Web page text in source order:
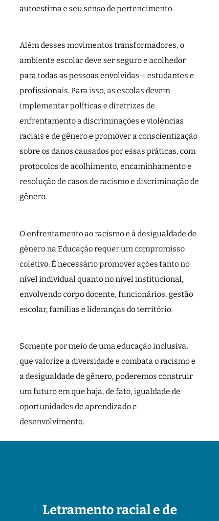
autoestima e seu senso de pertencimento.
Além desses movimentos transformadores, o
ambiente escolar deve ser seguro e acolhedor
para todas as pessoas envolvidas – estudantes e
profissionais. Para isso, as escolas devem
implementar políticas e diretrizes de
enfrentamento a discriminações e violências
raciais e de gênero e promover a conscientização
sobre os danos causados por essas práticas, com
protocolos de acolhimento, encaminhamento e
resolução de casos de racismo e discriminação de
gênero.
O enfrentamento ao racismo e à desigualdade de
gênero na Educação requer um compromisso
coletivo. É necessário promover ações tanto no
nível individual quanto no nível institucional,
envolvendo corpo docente, funcionários, gestão
escolar, famílias e lideranças do território.
Somente por meio de uma educação inclusiva,
que valorize a diversidade e combata o racismo e
a desigualdade de gênero, poderemos construir
um futuro em que haja, de fato, igualdade de
oportunidades de aprendizado e
desenvolvimento.
Letramento racial e de